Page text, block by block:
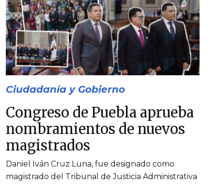
Ciudadanía y Gobierno
Congreso de Puebla aprueba
nombramientos de nuevos
magistrados
Daniel Iván Cruz Luna, fue designado como
magistrado del Tribunal de Justicia Administrativa